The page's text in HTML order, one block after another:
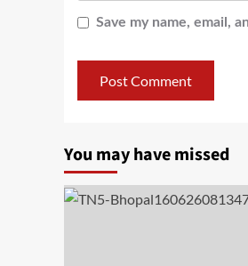
Save my name, email,
You may have missed